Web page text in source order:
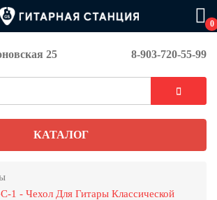
0
25 8-903-720-55-99
КАТАЛОГ
1 - Чехол Для Гитары Классической